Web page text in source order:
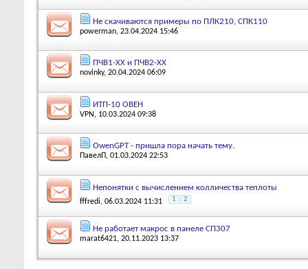
Не скачиваются примеры по ПЛК210, СПК110
powerman, 23.04.2024 15:46
ПЧВ1-ХХ и ПЧВ2-ХХ
novinky, 20.04.2024 06:09
ИТП-10 ОВЕН
VPN , 10.03.2024 09:38
OwenGPT - пришла пора начать тему.
ПавелП , 01.03.2024 22:53
Непонятки с вычислением колличества теплоты
fffredi, 06.03.2024 11:31 1 2
Не работает макрос в панеле СП307
marat6421, 20.11.2023 13:37